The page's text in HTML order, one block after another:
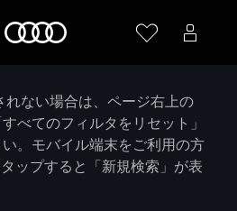
ない場合は、ページ右上の
べてのフィルタをリセット」
。モバイル端末をご利用の方
ップすると「新規検索」が表